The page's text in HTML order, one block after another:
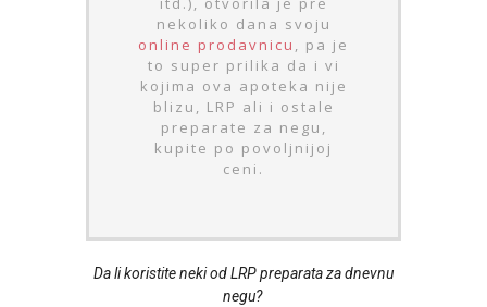
nekoliko dana svoju
online prodavnicu , pa je
to super prilika da i vi
kojima ova apoteka nije
blizu, LRP ali i ostale
preparate za negu,
kupite po povoljnijoj
ceni.
Da li koristite neki od LRP preparata za dnevnu
negu?